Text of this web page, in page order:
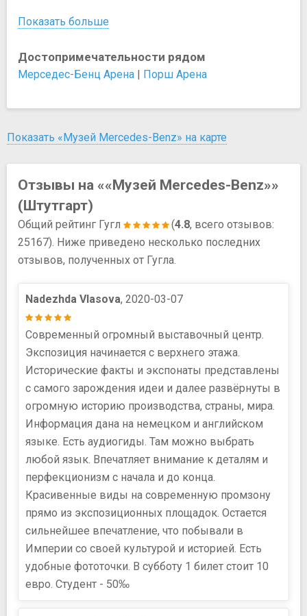
Показать больше
Достопримечательности рядом
Мерседес-Бенц Арена | Порш Арена
Показать «Музей Mercedes-Benz» на карте
Отзывы на ««Музей Mercedes-Benz»»
(Штутгарт)
Общий рейтинг Гугл (4.8, всего отзывов:
25167). Ниже приведено несколько последних
отзывов, полученных от Гугла.
Nadezhda Vlasova, 2020-03-07
Современный огромный выставочный центр.
Экспозиция начинается с верхнего этажа.
Исторические факты и экспонаты представлены
с самого зарождения идеи и далее развёрнуты в
огромную историю производства, страны, мира.
Информация дана на немецком и английском
языке. Есть аудиогиды. Там можно выбрать
любой язык. Впечатляет внимание к деталям и
перфекционизм с начала и до конца.
Красивенные виды на современную промзону
прямо из экспозиционных площадок. Остается
сильнейшее впечатление, что побывали в
Империи со своей культурой и историей. Есть
удобные фототочки. В субботу 1 билет стоит 10
евро. Студент - 50‰